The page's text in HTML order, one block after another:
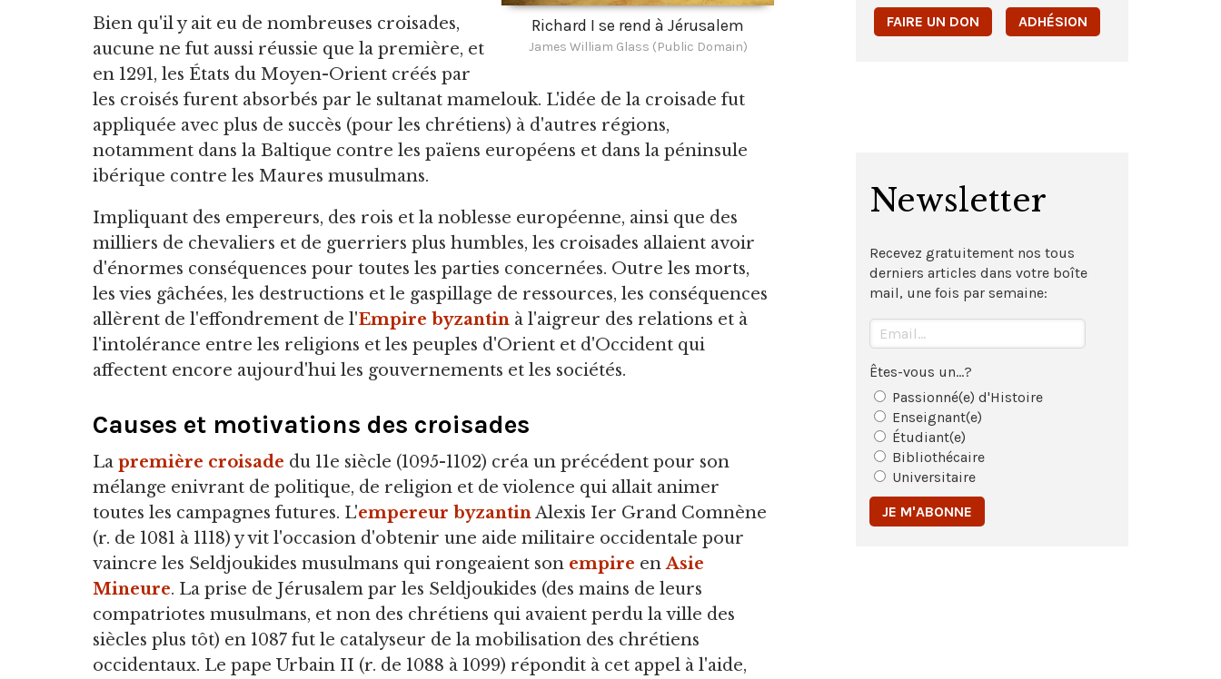
Richard I se rend à Jérusalem
James William Glass (Public Domain)
Bien qu'il y ait eu de nombreuses croisades,
aucune ne fut aussi réussie que la première, et
en 1291, les États du Moyen-Orient créés par
les croisés furent absorbés par le sultanat mamelouk. L'idée de la croisade fut
appliquée avec plus de succès (pour les chrétiens) à d'autres régions,
notamment dans la Baltique contre les païens européens et dans la péninsule
ibérique contre les Maures musulmans.
Impliquant des empereurs, des rois et la noblesse européenne, ainsi que des
milliers de chevaliers et de guerriers plus humbles, les croisades allaient avoir
d'énormes conséquences pour toutes les parties concernées. Outre les morts,
les vies gâchées, les destructions et le gaspillage de ressources, les conséquences
allèrent de l'effondrement de l'Empire byzantin à l'aigreur des relations et à
l'intolérance entre les religions et les peuples d'Orient et d'Occident qui
affectent encore aujourd'hui les gouvernements et les sociétés.
Causes et motivations des croisades
La première croisade du 11e siècle (1095-1102) créa un précédent pour son
mélange enivrant de politique, de religion et de violence qui allait animer
toutes les campagnes futures. L'empereur byzantinAlexis Ier Grand Comnène
(r. de 1081 à 1118) y vit l'occasion d'obtenir une aide militaire occidentale pour
vaincre les Seldjoukides musulmans qui rongeaient son empire enAsie
Mineure. La prise de Jérusalem par les Seldjoukides (des mains de leurs
compatriotes musulmans, et non des chrétiens qui avaient perdu la ville des
siècles plus tôt) en 1087 fut le catalyseur de la mobilisation des chrétiens
occidentaux. Le pape Urbain II (r. de 1088 à 1099) répondit à cet appel à l'aide,
FAIRE UN DON ADHÉSION
Newsletter
Recevez gratuitement nos tous
derniers articles dans votre boîte
mail, une fois par semaine:
Êtes-vous un...?
Passionné(e) d'Histoire
Enseignant(e)
Étudiant(e)
Bibliothécaire
Universitaire